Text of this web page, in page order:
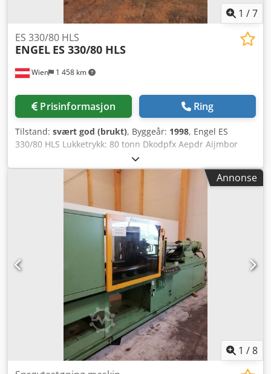
1 /7
Wien 1 458 km
ES 330/80 HLS
ENGEL ES 330/80 HLS
Prisinformasjon Ring
Tilstand: svært god (brukt), Byggeår: 1998, Engel ES
330/80 HLS Lukketrykk: 80 tonn Dkodpfx Aepdr Aijmbor
Årsmodell: 1998 Skrue: 35 mm Slagvolum: 154 cm³
Forstørret oppspenningsplate: 660 x 560 mm Min.
verktøyinnbyggingshøyde: 200 mm
Annonse
1 /8